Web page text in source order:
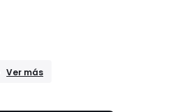
REBAJAS
Ver más